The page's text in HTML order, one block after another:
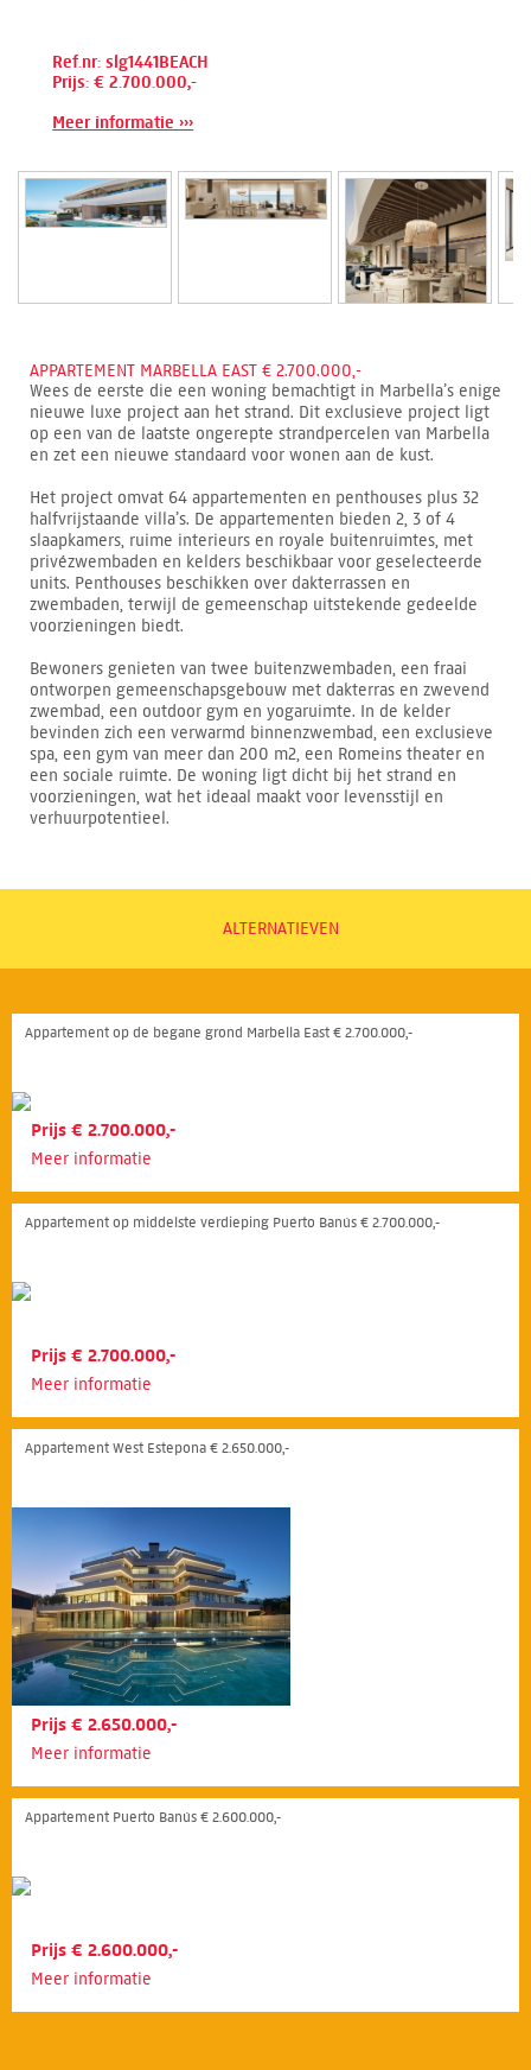
Ref.nr: slg1441BEACH
Prijs: € 2.700.000,-
Meer informatie ›››
APPARTEMENT MARBELLA EAST € 2.700.000,-
Wees de eerste die een woning bemachtigt in Marbella’s enige
nieuwe luxe project aan het strand. Dit exclusieve project ligt
op een van de laatste ongerepte strandpercelen van Marbella
en zet een nieuwe standaard voor wonen aan de kust.
Het project omvat 64 appartementen en penthouses plus 32
halfvrijstaande villa’s. De appartementen bieden 2, 3 of 4
slaapkamers, ruime interieurs en royale buitenruimtes, met
privézwembaden en kelders beschikbaar voor geselecteerde
units. Penthouses beschikken over dakterrassen en
zwembaden, terwijl de gemeenschap uitstekende gedeelde
voorzieningen biedt.
Bewoners genieten van twee buitenzwembaden, een fraai
ontworpen gemeenschapsgebouw met dakterras en zwevend
zwembad, een outdoor gym en yogaruimte. In de kelder
bevinden zich een verwarmd binnenzwembad, een exclusieve
spa, een gym van meer dan 200 m2, een Romeins theater en
een sociale ruimte. De woning ligt dicht bij het strand en
voorzieningen, wat het ideaal maakt voor levensstijl en
verhuurpotentieel.
ALTERNATIEVEN
Appartement op de begane grond Marbella East € 2.700.000,-
Prijs € 2.700.000,-
Meer informatie
Appartement op middelste verdieping Puerto Banús € 2.700.000,-
Prijs € 2.700.000,-
Meer informatie
Appartement West Estepona € 2.650.000,-
Prijs € 2.650.000,-
Meer informatie
Appartement Puerto Banús € 2.600.000,-
Prijs € 2.600.000,-
Meer informatie